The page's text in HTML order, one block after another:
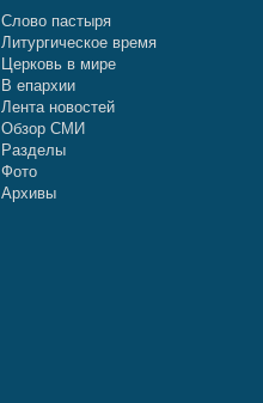
Слово пастыря
Литургическое время
Церковь в мире
В епархии
Лента новостей
Обзор СМИ
Разделы
Фото
Архивы